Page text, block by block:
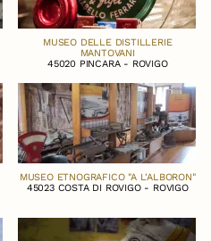
MUSEO DELLE DISTILLERIE
MANTOVANI
45020 PINCARA - ROVIGO
MUSEO ETNOGRAFICO "A L'ALBORON"
45023 COSTA DI ROVIGO - ROVIGO